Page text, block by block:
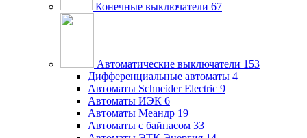
Конечные выключатели 67
Автоматические выключатели 153
Дифференциальные автоматы 4
Автоматы Schneider Electric 9
Автоматы ИЭК 6
Автоматы Меандр 19
Автоматы с байпасом 33